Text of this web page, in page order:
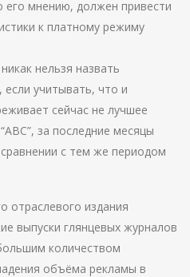
его мнению, должен привести
к платному режиму
нельзя назвать
учитывать, что и
сейчас не лучшее
за последние месяцы
с тем же периодом
отраслевого издания
выпуски глянцевых журналов
количеством
объёма рекламы в